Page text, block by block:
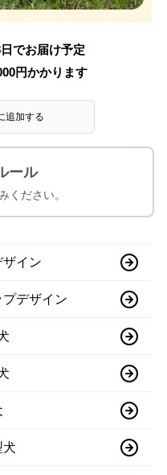
でお届け予定
円かかります
追加する
ール
ください。
ザイン
デザイン
犬